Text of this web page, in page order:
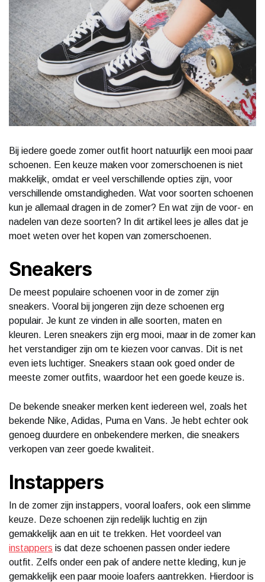
Bij iedere goede zomer outfit hoort natuurlijk een mooi paar
schoenen. Een keuze maken voor zomerschoenen is niet
makkelijk, omdat er veel verschillende opties zijn, voor
verschillende omstandigheden. Wat voor soorten schoenen
kun je allemaal dragen in de zomer? En wat zijn de voor- en
nadelen van deze soorten? In dit artikel lees je alles dat je
moet weten over het kopen van zomerschoenen.
Sneakers
De meest populaire schoenen voor in de zomer zijn
sneakers. Vooral bij jongeren zijn deze schoenen erg
populair. Je kunt ze vinden in alle soorten, maten en
kleuren. Leren sneakers zijn erg mooi, maar in de zomer kan
het verstandiger zijn om te kiezen voor canvas. Dit is net
even iets luchtiger. Sneakers staan ook goed onder de
meeste zomer outfits, waardoor het een goede keuze is.
De bekende sneaker merken kent iedereen wel, zoals het
bekende Nike, Adidas, Puma en Vans. Je hebt echter ook
genoeg duurdere en onbekendere merken, die sneakers
verkopen van zeer goede kwaliteit.
Instappers
In de zomer zijn instappers, vooral loafers, ook een slimme
keuze. Deze schoenen zijn redelijk luchtig en zijn
gemakkelijk aan en uit te trekken. Het voordeel van
instappers is dat deze schoenen passen onder iedere
outfit. Zelfs onder een pak of andere nette kleding, kun je
gemakkelijk een paar mooie loafers aantrekken. Hierdoor is